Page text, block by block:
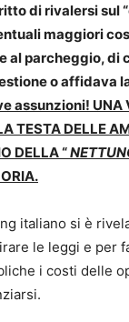
di rivalersi sul
maggiori
al parcheggio, di
o affidava
assunzioni! UNA
TESTA DELLE
DELLA “
italiano si è
le leggi e per
i costi delle